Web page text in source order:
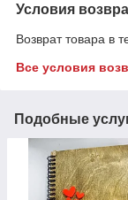
Условия
Возврат товара в
Все условия
Подобные